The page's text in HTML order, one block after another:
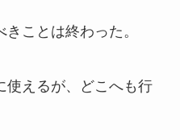
ことは終わった。
使えるが、どこへも行